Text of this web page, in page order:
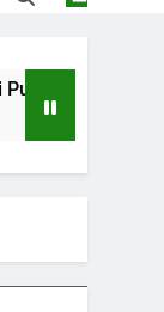
Jalalive